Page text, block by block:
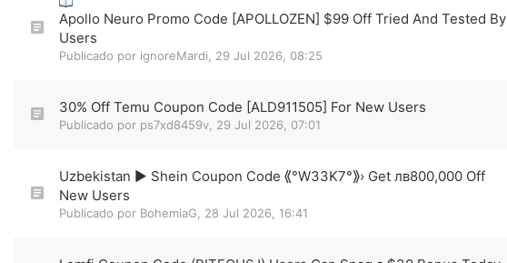
Apollo Neuro Promo Code [APOLLOZEN] $99 Off Tried And Tested By
Users
Publicado por ignoreMardi 29 Jul 2026, 08:25
30% Off Temu Coupon Code [ALD911505] For New Users
Publicado por ps7xd8459v 29 Jul 2026, 07:01
Uzbekistan ▶ Shein Coupon Code ⟪°W33K7°⟫› Get лв800,000 Off
New Users
Publicado por BohemiaG 28 Jul 2026, 16:41